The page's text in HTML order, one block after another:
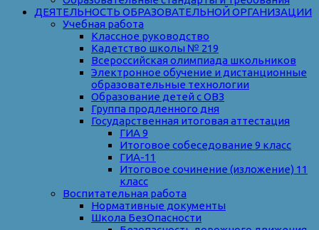
ДЕЯТЕЛЬНОСТЬ ОБРАЗОВАТЕЛЬНОЙ ОРГАНИЗАЦИИ
Учебная работа
Классное руководство
Кадетство школы № 219
Всероссийская олимпиада школьников
Электронное обучение и дистанционные
образовательные технологии
Образование детей с ОВЗ
Группа продленного дня
Государственная итоговая аттестация
ГИА 9
Итоговое собеседование 9 класс
ГИА-11
Итоговое сочинение (изложение) 11
класс
Воспитательная работа
Нормативные документы
Школа БезОпасности